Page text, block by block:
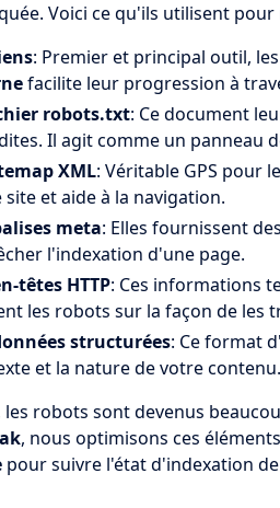
Voici ce qu'ils utilisent
: Premier et principal outil,
facilite leur progression à
robots.txt: Ce document
Il agit comme un panneau
XML: Véritable GPS pour
et aide à la navigation.
meta: Elles fournissent
l'indexation d'une page.
têtes HTTP: Ces informations
les robots sur la façon de les
structurées: Ce format
et la nature de votre contenu.
les robots sont devenus
, nous optimisons ces
pour suivre l'état d'indexation